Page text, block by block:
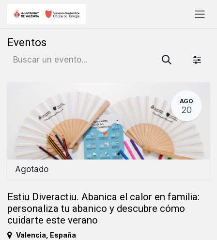
Eventos
AGO
20
Agotado
Estiu Diveractiu. Abanica el calor en familia:
personaliza tu abanico y descubre cómo
cuidarte este verano
Valencia España